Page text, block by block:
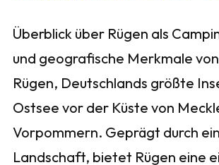
Überblick über Rügen als
und geografische Merkmale
Rügen, Deutschlands größte
Ostsee vor der Küste von
Vorpommern. Geprägt durch
Landschaft, bietet Rügen eine